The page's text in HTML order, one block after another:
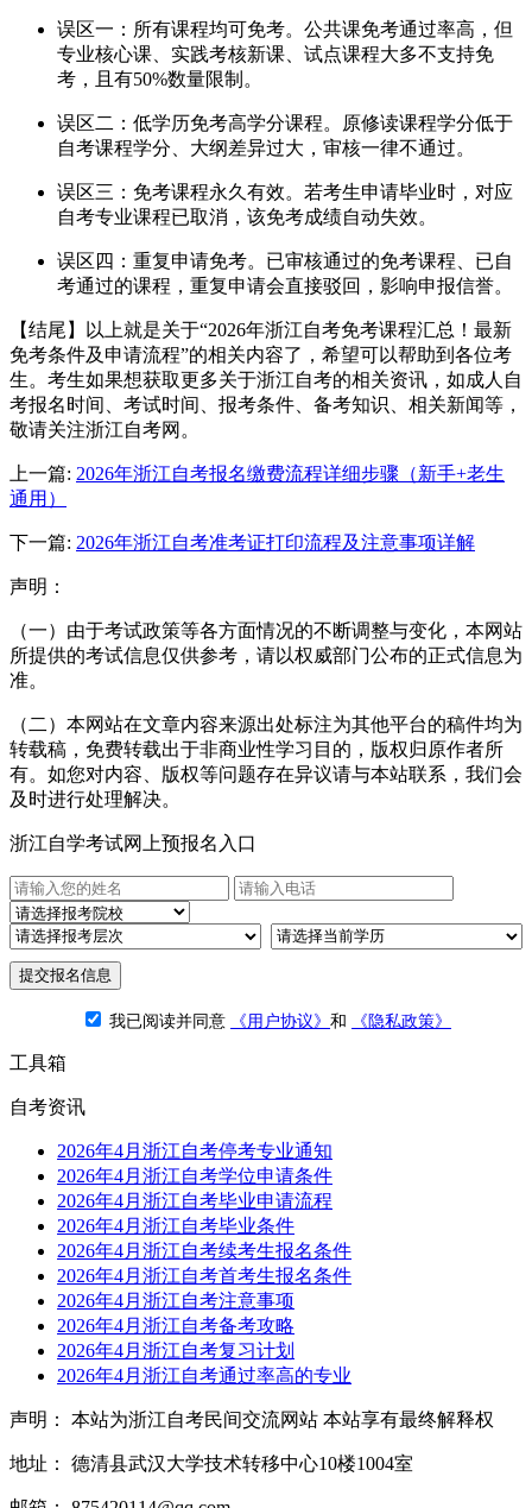
误区一：所有课程均可免考。公共课免考通过率高，但
专业核心课、实践考核新课、试点课程大多不支持免
考，且有50%数量限制。
误区二：低学历免考高学分课程。原修读课程学分低于
自考课程学分、大纲差异过大，审核一律不通过。
误区三：免考课程永久有效。若考生申请毕业时，对应
自考专业课程已取消，该免考成绩自动失效。
误区四：重复申请免考。已审核通过的免考课程、已自
考通过的课程，重复申请会直接驳回，影响申报信誉。
【结尾】以上就是关于“2026年浙江自考免考课程汇总！最新
免考条件及申请流程”的相关内容了，希望可以帮助到各位考
生。考生如果想获取更多关于浙江自考的相关资讯，如成人自
考报名时间、考试时间、报考条件、备考知识、相关新闻等，
敬请关注浙江自考网。
上一篇: 2026年浙江自考报名缴费流程详细步骤（新手+老生
通用）
下一篇: 2026年浙江自考准考证打印流程及注意事项详解
声明：
（一）由于考试政策等各方面情况的不断调整与变化，本网站
所提供的考试信息仅供参考，请以权威部门公布的正式信息为
准。
（二）本网站在文章内容来源出处标注为其他平台的稿件均为
转载稿，免费转载出于非商业性学习目的，版权归原作者所
有。如您对内容、版权等问题存在异议请与本站联系，我们会
及时进行处理解决。
浙江自学考试网上预报名入口
提交报名信息
我已阅读并同意 《用户协议》 和 《隐私政策》
工具箱
自考资讯
2026年4月浙江自考停考专业通知
2026年4月浙江自考学位申请条件
2026年4月浙江自考毕业申请流程
2026年4月浙江自考毕业条件
2026年4月浙江自考续考生报名条件
2026年4月浙江自考首考生报名条件
2026年4月浙江自考注意事项
2026年4月浙江自考备考攻略
2026年4月浙江自考复习计划
2026年4月浙江自考通过率高的专业
声明： 本站为浙江自考民间交流网站 本站享有最终解释权
地址： 德清县武汉大学技术转移中心10楼1004室